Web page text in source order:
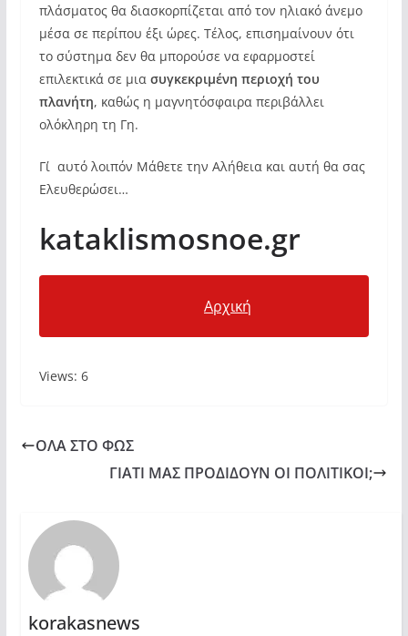
πλάσματος θα διασκορπίζεται από τον ηλιακό άνεμο
μέσα σε περίπου έξι ώρες. Τέλος, επισημαίνουν ότι
το σύστημα δεν θα μπορούσε να εφαρμοστεί
επιλεκτικά σε μια συγκεκριμένη περιοχή του
πλανήτη, καθώς η μαγνητόσφαιρα περιβάλλει
ολόκληρη τη Γη.
Γι΄αυτό λοιπόν Μάθετε την Αλήθεια και αυτή θα σας
Ελευθερώσει…
kataklismosnoe.gr
Αρχική
Views: 6
ΟΛΑ ΣΤΟ ΦΩΣ
ΓΙΑΤΙ ΜΑΣ ΠΡΟΔΙΔΟΥΝ ΟΙ ΠΟΛΙΤΙΚΟΙ;
korakasnews